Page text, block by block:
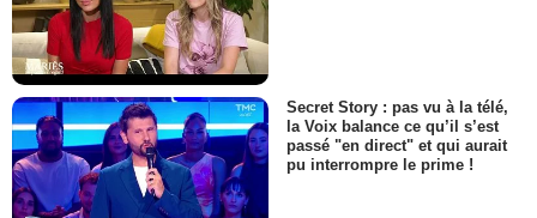
Secret Story : pas vu à la télé,
la Voix balance ce qu’il s’est
passé "en direct" et qui aurait
pu interrompre le prime !